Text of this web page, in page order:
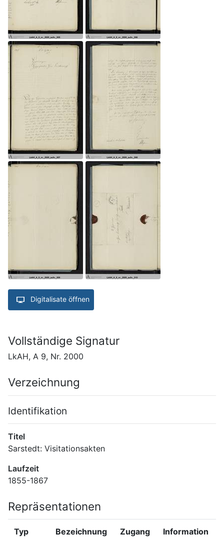
Digitalisate öffnen
Vollständige Signatur
LkAH, A 9, Nr. 2000
Verzeichnung
Identifikation
Titel
Sarstedt: Visitationsakten
Laufzeit
1855-1867
Repräsentationen
Typ Bezeichnung Zugang Information